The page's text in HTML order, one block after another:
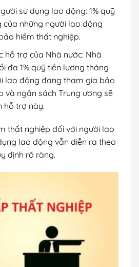
sử dụng lao động: 1% quỹ
của những người lao động
hiểm thất nghiệp.
hỗ trợ của Nhà nước: Nhà
đa 1% quỹ tiền lương tháng
lao động đang tham gia bảo
và ngân sách Trung ương sẽ
hỗ trợ này.
thất nghiệp đối với người lao
lao động vẫn diễn ra theo
định rõ ràng.